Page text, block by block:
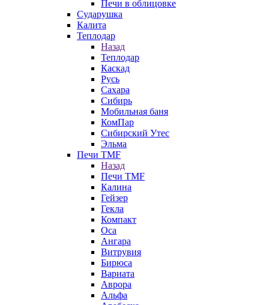
Печи в облицовке
Сударушка
Калита
Теплодар
Назад
Теплодар
Каскад
Русь
Сахара
Сибирь
Мобильная баня
КомПар
Сибирский Утес
Эльма
Печи TMF
Назад
Печи TMF
Калина
Гейзер
Гекла
Компакт
Оса
Ангара
Витрувия
Бирюса
Вариата
Аврора
Альфа